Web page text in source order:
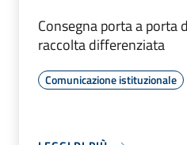
Consegna porta a porta
raccolta differenziata
Comunicazione istituzionale